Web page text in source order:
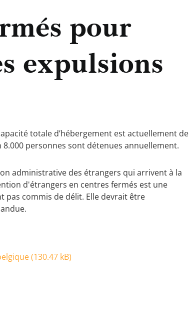
pour
expulsions
totale d’hébergement est actuellement de
personnes sont détenues annuellement.
administrative des étrangers qui arrivent à la
d'étrangers en centres fermés est une
commis de délit. Elle devrait être
(130.47 kB)